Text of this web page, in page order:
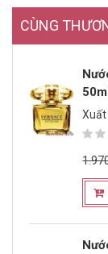
CÙNG
Xuất